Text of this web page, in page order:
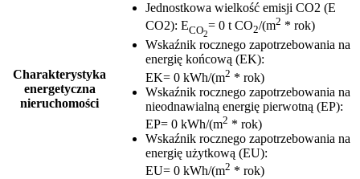
Charakterystyka
energetyczna
nieruchomości
Jednostkowa wielkość emisji CO2 (E
CO2): ECO2
= 0 t CO2/(m2 * rok)
Wskaźnik rocznego zapotrzebowania na
energię końcową (EK):
EK= 0 kWh/(m2 * rok)
Wskaźnik rocznego zapotrzebowania na
nieodnawialną energię pierwotną (EP):
EP= 0 kWh/(m2 * rok)
Wskaźnik rocznego zapotrzebowania na
energię użytkową (EU):
EU= 0 kWh/(m2 * rok)